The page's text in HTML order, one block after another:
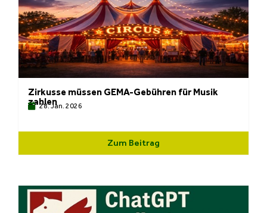
Zirkusse müssen GEMA-Gebühren für Musik
zahlen
28. Jan. 2026
Zum Beitrag